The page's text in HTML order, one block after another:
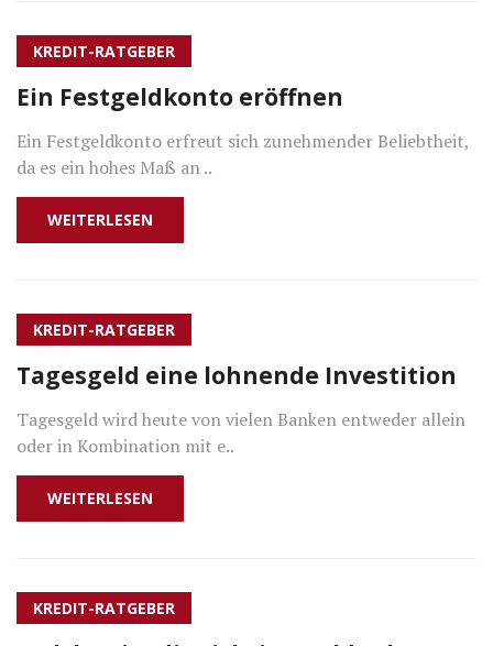
KREDIT-RATGEBER
Ein Festgeldkonto eröffnen
Ein Festgeldkonto erfreut sich zunehmender Beliebtheit,
da es ein hohes Maß an ..
WEITERLESEN
KREDIT-RATGEBER
Tagesgeld eine lohnende Investition
Tagesgeld wird heute von vielen Banken entweder allein
oder in Kombination mit e..
WEITERLESEN
KREDIT-RATGEBER